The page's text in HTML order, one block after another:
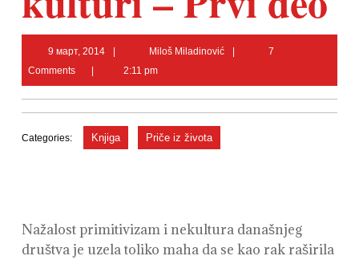
9 март, 2014
2014
Miloš Miladinović
7
Comments
2:11 pm
Categories: Knjiga Priče iz života
Nažalost primitivizam i nekultura današnjeg
društva je uzela toliko maha da se kao rak raširila